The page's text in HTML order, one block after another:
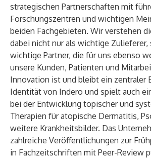
strategischen Partnerschaften mit
Forschungszentren und wichtigen
beiden Fachgebieten. Wir verstehen
dabei nicht nur als wichtige Zulieferer,
wichtige Partner, die für uns ebenso
unsere Kunden, Patienten und
Innovation ist und bleibt ein zentraler
Identität von Indero und spielt auch
bei der Entwicklung topischer und
Therapien für atopische Dermatitis,
weitere Krankheitsbilder. Das
zahlreiche Veröffentlichungen zur
in Fachzeitschriften mit Peer-Review